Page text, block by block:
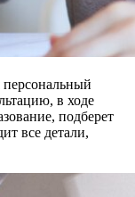
персональный
в ходе
подберет
все детали,